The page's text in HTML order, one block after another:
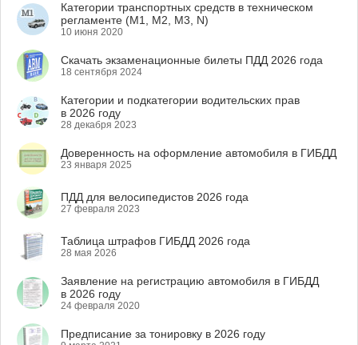
Категории транспортных средств в техническом
регламенте (M1, M2, M3, N)
10 июня 2020
Скачать экзаменационные билеты ПДД 2026 года
18 сентября 2024
Категории и подкатегории водительских прав
в 2026 году
28 декабря 2023
Доверенность на оформление автомобиля в ГИБДД
23 января 2025
ПДД для велосипедистов 2026 года
27 февраля 2023
Таблица штрафов ГИБДД 2026 года
28 мая 2026
Заявление на регистрацию автомобиля в ГИБДД
в 2026 году
24 февраля 2020
Предписание за тонировку в 2026 году